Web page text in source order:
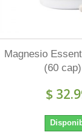
Magnesio
(60
$